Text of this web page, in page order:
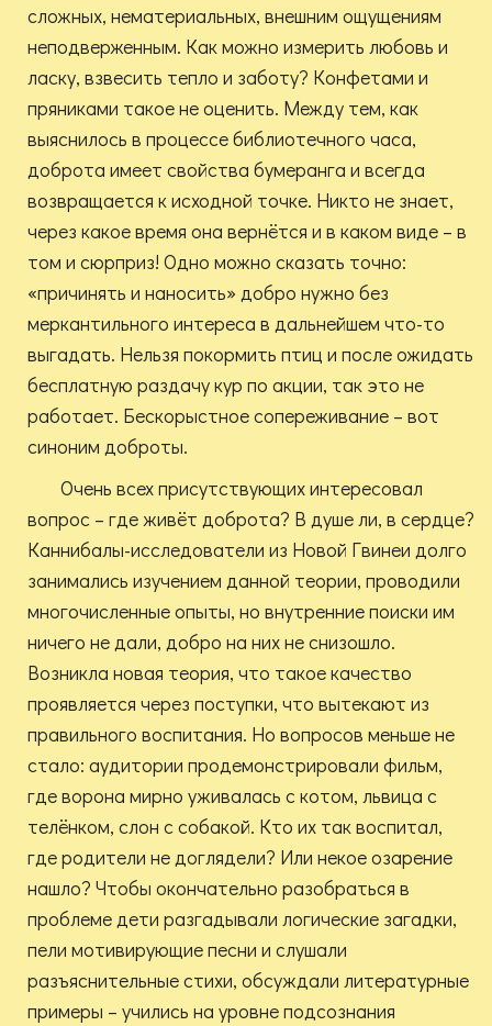
сложных, нематериальных, внешним ощущениям
неподверженным. Как можно измерить любовь и
ласку, взвесить тепло и заботу? Конфетами и
пряниками такое не оценить. Между тем, как
выяснилось в процессе библиотечного часа,
доброта имеет свойства бумеранга и всегда
возвращается к исходной точке. Никто не знает,
через какое время она вернётся и в каком виде – в
том и сюрприз! Одно можно сказать точно:
«причинять и наносить» добро нужно без
меркантильного интереса в дальнейшем что-то
выгадать. Нельзя покормить птиц и после ожидать
бесплатную раздачу кур по акции, так это не
работает. Бескорыстное сопереживание – вот
синоним доброты.
Очень всех присутствующих интересовал
вопрос – где живёт доброта? В душе ли, в сердце?
Каннибалы-исследователи из Новой Гвинеи долго
занимались изучением данной теории, проводили
многочисленные опыты, но внутренние поиски им
ничего не дали, добро на них не снизошло.
Возникла новая теория, что такое качество
проявляется через поступки, что вытекают из
правильного воспитания. Но вопросов меньше не
стало: аудитории продемонстрировали фильм,
где ворона мирно уживалась с котом, львица с
телёнком, слон с собакой. Кто их так воспитал,
где родители не доглядели? Или некое озарение
нашло? Чтобы окончательно разобраться в
проблеме дети разгадывали логические загадки,
пели мотивирующие песни и слушали
разъяснительные стихи, обсуждали литературные
примеры – учились на уровне подсознания